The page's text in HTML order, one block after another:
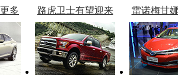
多
路虎卫士有望迎来
复产
雷诺梅甘
官